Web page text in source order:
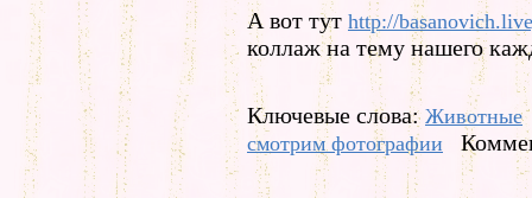
А вот тут http://
коллаж на тему нашего
Ключевые слова: Животные
смотрим фотографии